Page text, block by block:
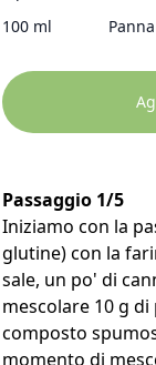
100 ml
Passaggio 1/5
Iniziamo con la
glutine) con la
sale, un po' di
mescolare 10 g
composto
momento di